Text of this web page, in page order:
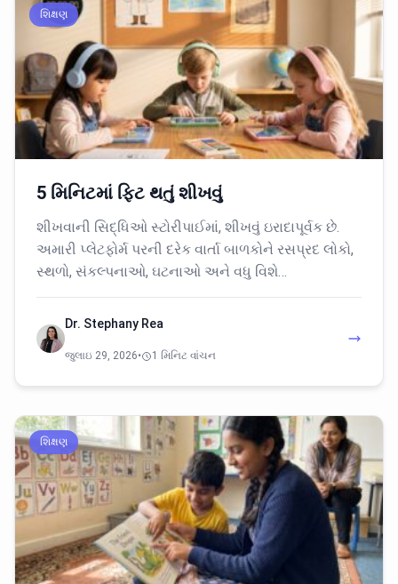
શિક્ષણ
5 મિનિટમાં ફિટ થતું શીખવું
શીખવાની સિદ્ધિઓ સ્ટોરીપાઈમાં, શીખવું ઇરાદાપૂર્વક છે.
અમારી પ્લેટફોર્મ પરની દરેક વાર્તા બાળકોને રસપ્રદ લોકો,
સ્થળો, સંકલ્પનાઓ, ઘટનાઓ અને વધુ વિશે…
Dr. Stephany Rea
જુલાઇ 29, 2026• 1 મિનિટ વાંચન
શિક્ષણ